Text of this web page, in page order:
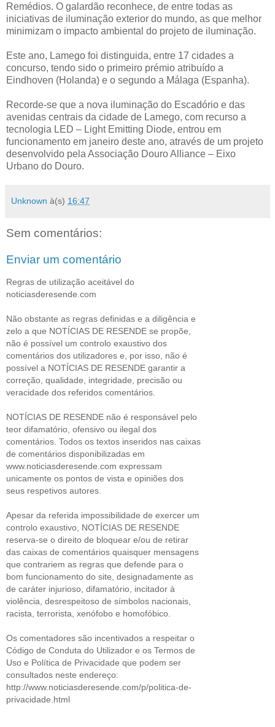
Remédios. O galardão reconhece, de entre todas as
iniciativas de iluminação exterior do mundo, as que melhor
minimizam o impacto ambiental do projeto de iluminação.
Este ano, Lamego foi distinguida, entre 17 cidades a
concurso, tendo sido o primeiro prémio atribuído a
Eindhoven (Holanda) e o segundo a Málaga (Espanha).
Recorde-se que a nova iluminação do Escadório e das
avenidas centrais da cidade de Lamego, com recurso a
tecnologia LED – Light Emitting Diode, entrou em
funcionamento em janeiro deste ano, através de um projeto
desenvolvido pela Associação Douro Alliance – Eixo
Urbano do Douro.
Unknown à(s) 16:47
Sem comentários:
Enviar um comentário
Regras de utilização aceitável do
noticiasderesende.com
Não obstante as regras definidas e a diligência e
zelo a que NOTÍCIAS DE RESENDE se propõe,
não é possível um controlo exaustivo dos
comentários dos utilizadores e, por isso, não é
possível a NOTÍCIAS DE RESENDE garantir a
correção, qualidade, integridade, precisão ou
veracidade dos referidos comentários.
NOTÍCIAS DE RESENDE não é responsável pelo
teor difamatório, ofensivo ou ilegal dos
comentários. Todos os textos inseridos nas caixas
de comentários disponibilizadas em
www.noticiasderesende.com expressam
unicamente os pontos de vista e opiniões dos
seus respetivos autores.
Apesar da referida impossibilidade de exercer um
controlo exaustivo, NOTÍCIAS DE RESENDE
reserva-se o direito de bloquear e/ou de retirar
das caixas de comentários quaisquer mensagens
que contrariem as regras que defende para o
bom funcionamento do site, designadamente as
de caráter injurioso, difamatório, incitador à
violência, desrespeitoso de símbolos nacionais,
racista, terrorista, xenófobo e homofóbico.
Os comentadores são incentivados a respeitar o
Código de Conduta do Utilizador e os Termos de
Uso e Política de Privacidade que podem ser
consultados neste endereço:
http://www.noticiasderesende.com/p/politica-de-
privacidade.html